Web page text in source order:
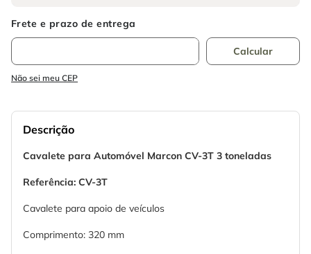
Não sei meu CEP
Descrição
Cavalete para Automóvel Marcon CV-3T 3 toneladas
Referência: CV-3T
Cavalete para apoio de veículos
Comprimento: 320 mm